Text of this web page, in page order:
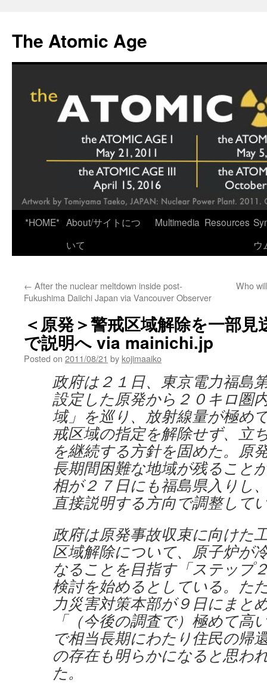
content
The Atomic Age
*HOME* About/サイトにつ
いて
Multimedia Resources
ウ
← After the nuclear meltdown inside post-
Fukushima Daiichi Japan via Vancouver Observer
Who
＜原発＞警戒区域解除を一部
で説明へ via mainichi.jp
Posted on 2011/08/21 by kojimaaiko
政府は２１日、東京電力福島
設定した原発から２０キロ圏
域」を巡り、放射線量が極め
戒区域の指定を解除せず、立
を継続する方針を固めた。原
長期間困難な地域が残ること
相が２７日にも福島県入りし
直接説明する方向で調整して
政府は原発事故収束に向けた
区域解除について、原子炉が
なることを目指す「ステップ
検討を始めるとしている。た
力災害対策本部が９日にまと
「（今後の調査で）極めて高
で相当長期にわたり住民の帰
の存在も明らかになると思わ
た。